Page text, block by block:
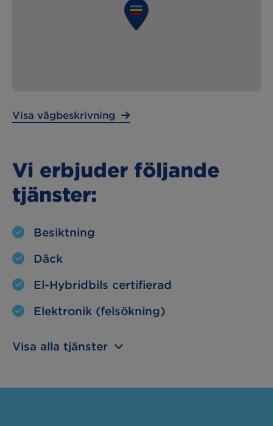
07:00 – 16:30
07:00 – 15:00
Visa vägbeskrivning
Vi erbjuder följande
tjänster:
Besiktning
Däck
El-Hybridbils certifierad
Elektronik (felsökning)
Visa alla tjänster